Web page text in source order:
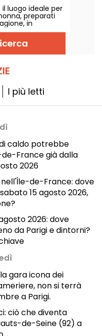
luogo ideale per
preparati
in
Cibo
I più letti
caldo potrebbe
de-France già dalla
2026
de-France: dove
15 agosto 2026,
2026: dove
da Parigi e dintorni?
gara icona dei
non si terrà
a Parigi.
ciò che diventa
de-Seine (92) a